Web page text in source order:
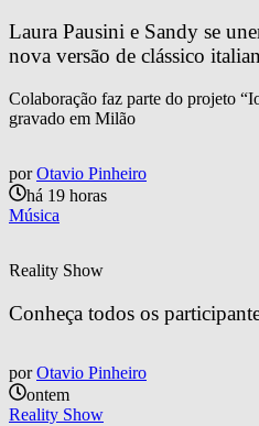
Laura Pausini e Sandy se
nova versão de clássico
Colaboração faz parte do projeto
gravado em Milão
por Otavio Pinheiro
há 19 horas
Música
Reality Show
Conheça todos os
por Otavio Pinheiro
ontem
Reality Show